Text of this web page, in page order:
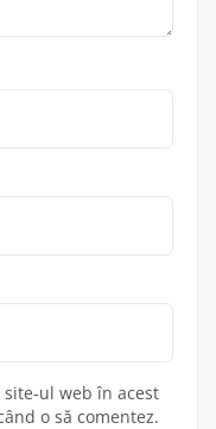
ul web în acest
o să comentez.